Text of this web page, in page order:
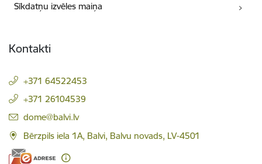
Sīkdatņu izvēles maiņa
Kontakti
+371 64522453
+371 26104539
E-pasts:
dome@balvi.lv
Bērzpils iela 1A, Balvi, Balvu novads, LV-4501